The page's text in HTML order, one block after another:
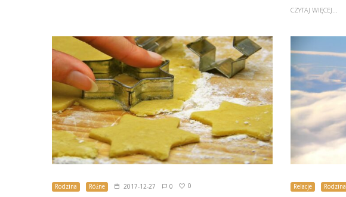
CZYTAJ WIĘCEJ...
Rodzina Różne 2017-12-27 0 0 Relacje Rodzina